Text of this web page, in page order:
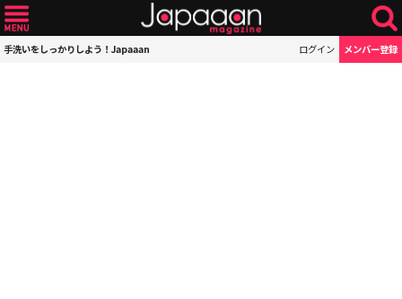
手洗いをしっかりしよう！Japaaan ログイン メンバー登録